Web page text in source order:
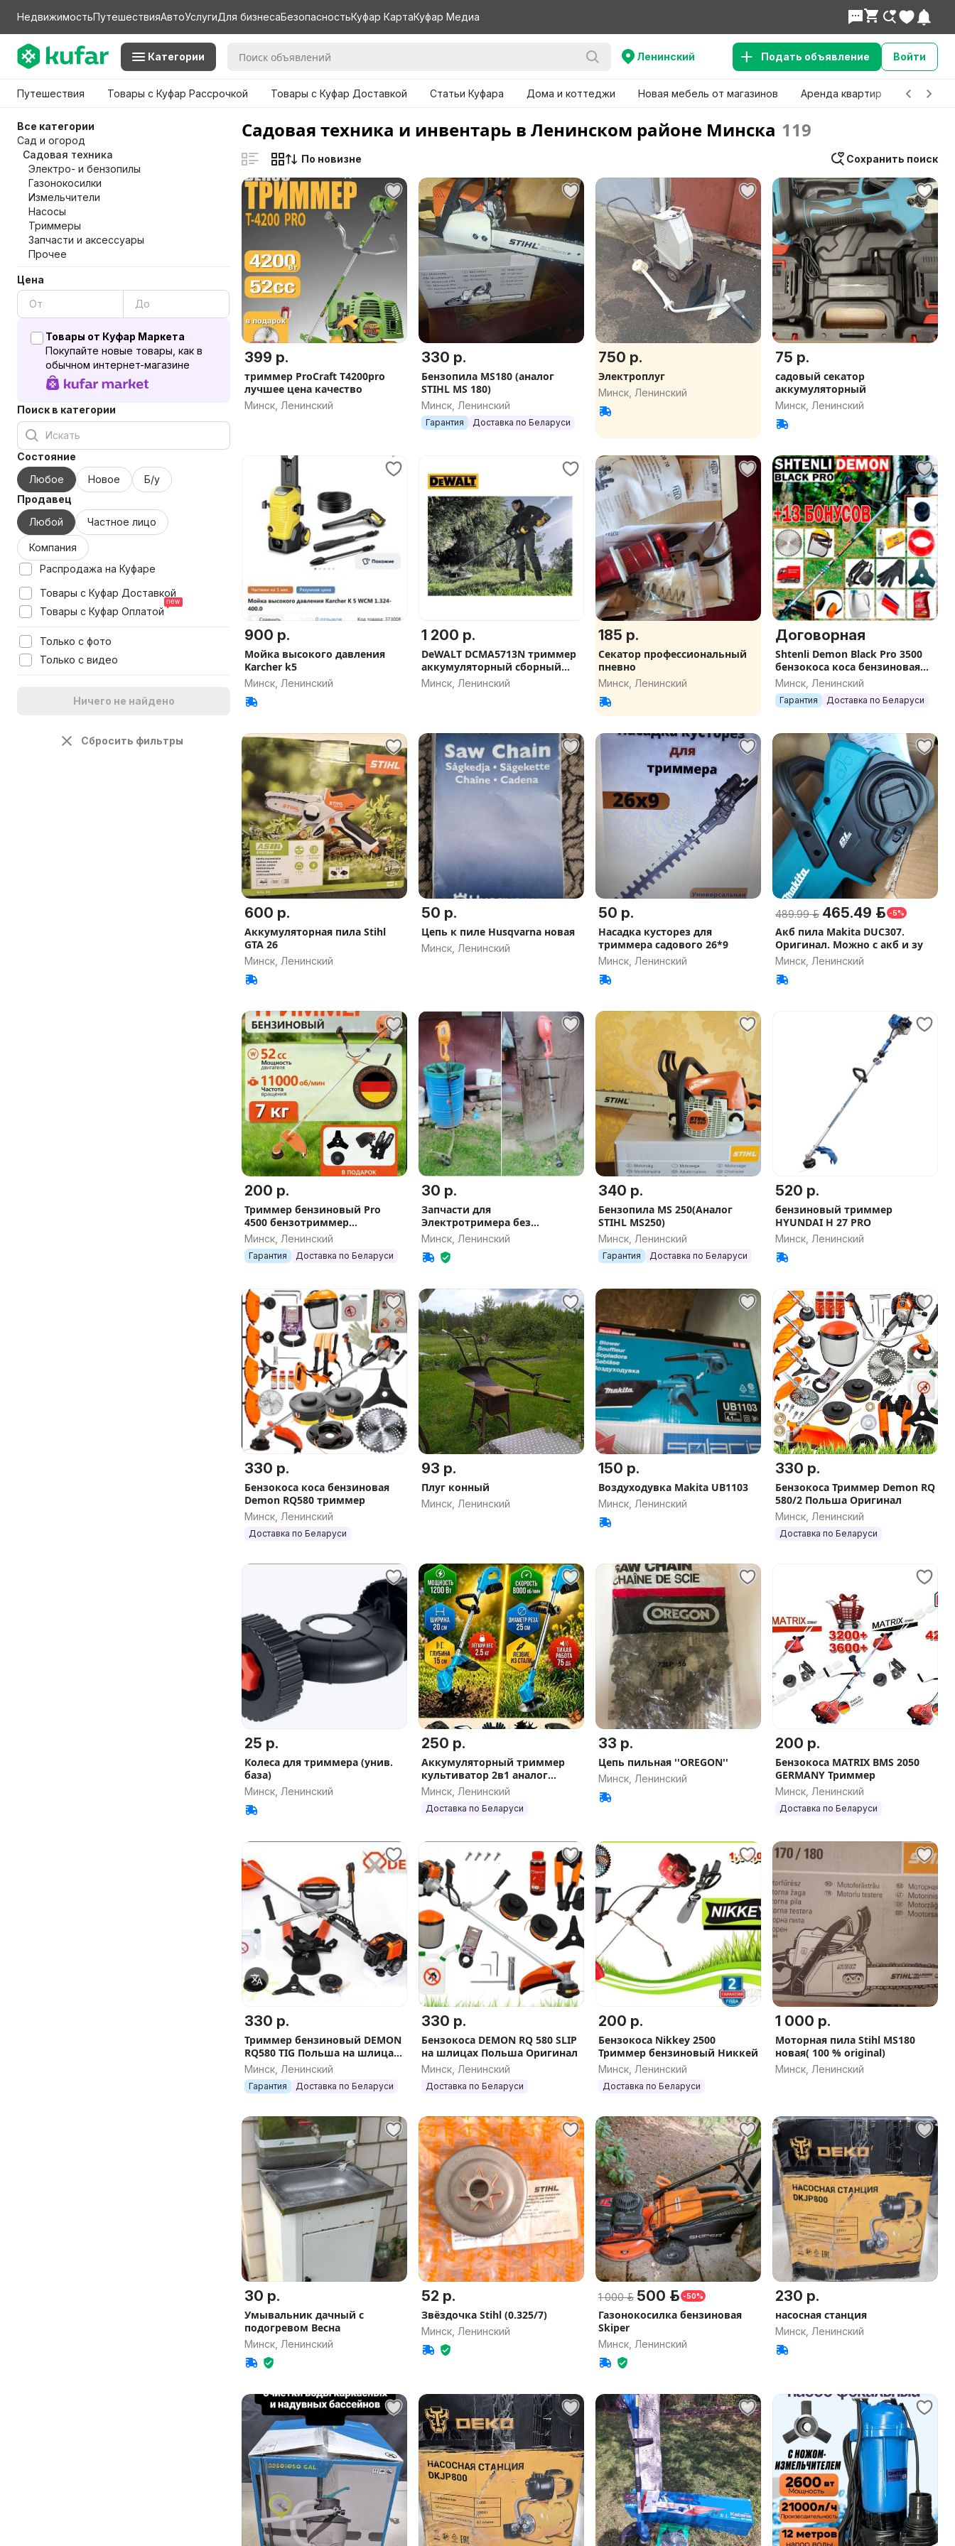
НедвижимостьПутешествияАвтоУслугиДля бизнесаБезопасностьКуфар КартаКуфар Медиа
Категории Ленинский Подать объявление Войти
Путешествия Товары с Куфар Рассрочкой Товары с Куфар Доставкой Статьи Куфара Дома и коттеджи Новая мебель от магазинов Аренда квартир Детские
Все категории
Сад и огород
Садовая техника
Электро- и бензопилы
Газонокосилки
Измельчители
Насосы
Триммеры
Запчасти и аксессуары
Прочее
Цена
Товары от Куфар Маркета
Покупайте новые товары, как в
обычном интернет-магазине
Поиск в категории
Состояние
Любое
Новое
Б/у
Продавец
Любой
Частное лицо
Компания
Распродажа на Куфаре
Товары с Куфар Доставкой
Товары с Куфар Оплатой
Только с фото
Только с видео
Ничего не найдено
Сбросить фильтры
Садовая техника и инвентарь в Ленинском районе Минска 119
Сохранить поиск
По новизне
399 р.
триммер ProCraft T4200pro
лучшее цена качество
Минск, Ленинский
330 р.
Бензопила MS180 (аналог
STIHL MS 180)
Минск, Ленинский
Гарантия Доставка по Беларуси
750 р.
Электроплуг
Минск, Ленинский
75 р.
садовый секатор
аккумуляторный
Минск, Ленинский
900 р.
Мойка высокого давления
Karcher k5
Минск, Ленинский
1 200 р.
DeWALT DCMA5713N триммер
аккумуляторный сборный
54/60V Flexvolt dcm571
Минск, Ленинский
185 р.
Секатор профессиональный
пневно
Минск, Ленинский
Договорная
Shtenli Demon Black Pro 3500
бензокоса коса бензиновая
триммер бензиновый
бензотриммер
Минск, Ленинский
Гарантия Доставка по Беларуси
600 р.
Аккумуляторная пила Stihl
GTA 26
Минск, Ленинский
50 р.
Цепь к пиле Husqvarna новая
Минск, Ленинский
50 р.
Насадка кусторез для
триммера садового 26*9
Минск, Ленинский
489.99 р. 465.49 р. -5%
Акб пила Makita DUC307.
Оригинал. Можно с акб и зу
Минск, Ленинский
200 р.
Триммер бензиновый Pro
4500 бензотриммер
бензокоса коса бензиновая
Минск, Ленинский
Гарантия Доставка по Беларуси
30 р.
Запчасти для
Электротримера без
двигателя
Минск, Ленинский
340 р.
Бензопила MS 250(Аналог
STIHL MS250)
Минск, Ленинский
Гарантия Доставка по Беларуси
520 р.
бензиновый триммер
HYUNDAI H 27 PRO
Минск, Ленинский
330 р.
Бензокоса коса бензиновая
Demon RQ580 триммер
Минск, Ленинский
Доставка по Беларуси
93 р.
Плуг конный
Минск, Ленинский
150 р.
Воздуходувка Makita UB1103
Минск, Ленинский
330 р.
Бензокоса Триммер Demon RQ
580/2 Польша Оригинал
Минск, Ленинский
Доставка по Беларуси
25 р.
Колеса для триммера (унив.
база)
Минск, Ленинский
250 р.
Аккумуляторный триммер
культиватор 2в1 аналог
Makita
Минск, Ленинский
Доставка по Беларуси
33 р.
Цепь пильная ''OREGON''
Минск, Ленинский
200 р.
Бензокоса MATRIX BMS 2050
GERMANY Триммер
Минск, Ленинский
Доставка по Беларуси
330 р.
Триммер бензиновый DEMON
RQ580 TIG Польша на шлицах
оригинал бензокоса
мотокоса коса бензиновая
Минск, Ленинский
Гарантия Доставка по Беларуси
330 р.
Бензокоса DEMON RQ 580 SLIP
на шлицах Польша Оригинал
Минск, Ленинский
Доставка по Беларуси
200 р.
Бензокоса Nikkey 2500
Триммер бензиновый Никкей
Минск, Ленинский
Доставка по Беларуси
1 000 р.
Моторная пила Stihl MS180
новая( 100 % original)
Минск, Ленинский
30 р.
Умывальник дачный с
подогревом Весна
Минск, Ленинский
52 р.
Звёздочка Stihl (0.325/7)
Минск, Ленинский
1 000 р. 500 р. -50%
Газонокосилка бензиновая
Skiper
Минск, Ленинский
230 р.
насосная станция
Минск, Ленинский